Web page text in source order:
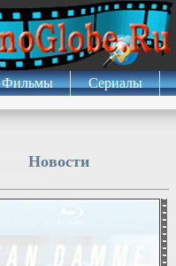
Фильмы Сериалы
Новости